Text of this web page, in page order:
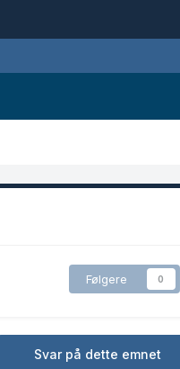
Følgere 0
Svar på dette emnet